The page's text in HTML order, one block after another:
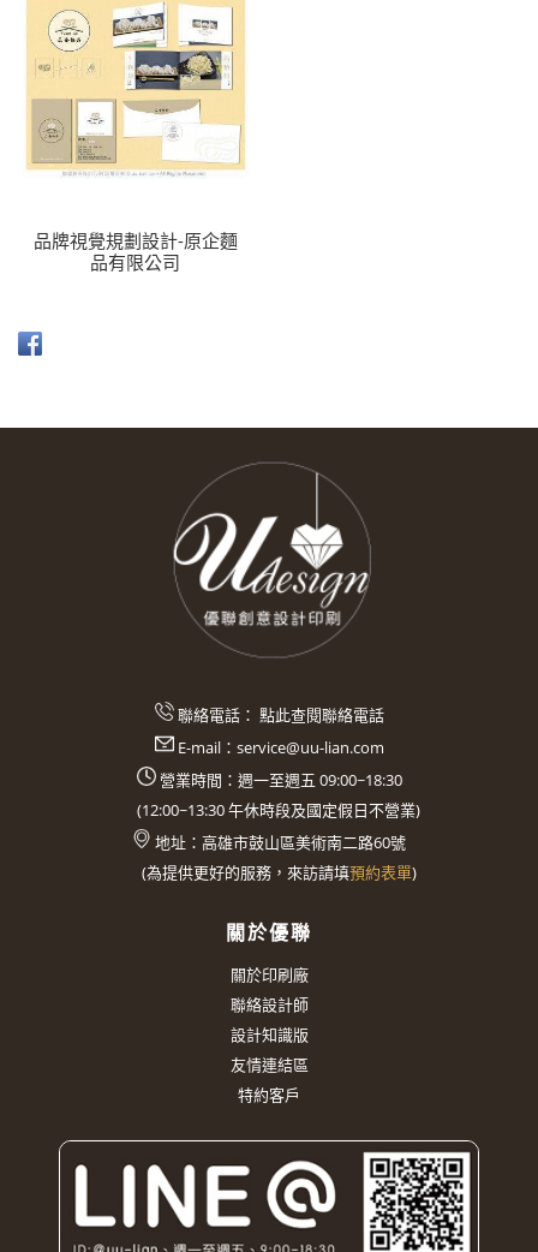
品牌視覺規劃設計-原企麵
品有限公司
聯絡電話： 點此查閱聯絡電話
E-mail： service@uu-lian.com
營業時間：週一至週五 09:00~18:30
(12:00~13:30午休時段及國定假日不營業)
地址： 高雄市鼓山區美術南二路60號
(為提供更好的服務，來訪請填預約表單)
關於優聯
關於印刷廠
聯絡設計師
設計知識版
友情連結區
特約客戶